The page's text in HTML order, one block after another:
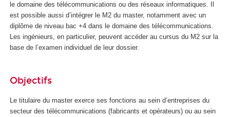
u
e
e
t
d
'
A
le domaine des télécommunications ou des réseaux informatiques. Il
est possible aussi d’intégrer le M2 du master, notamment avec un
diplôme de niveau bac +4 dans le domaine des télécommunications.
Les ingénieurs, en particulier, peuvent accéder au cursus du M2 sur la
base de l’examen individuel de leur dossier.
Objectifs
Le titulaire du master exerce ses fonctions au sein d’entreprises du
secteur des télécommunications (fabricants et opérateurs) ou au sein